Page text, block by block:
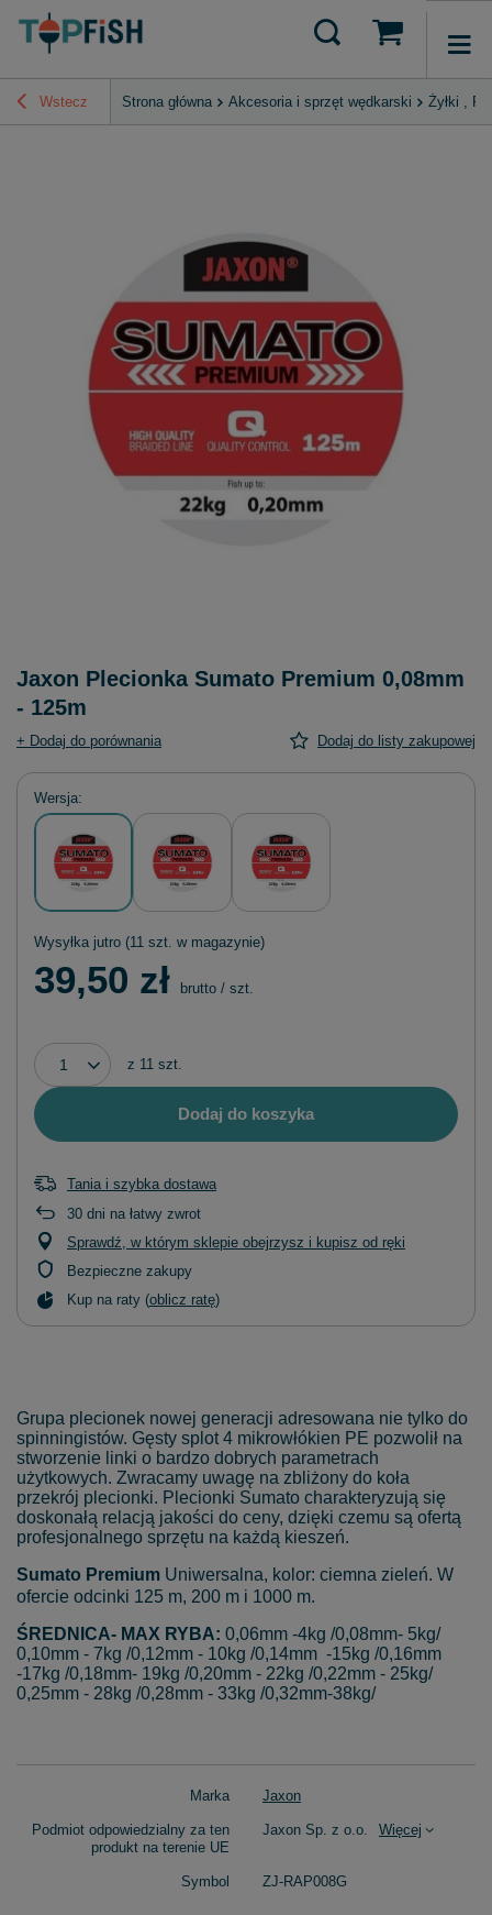
Wstecz Strona główna Akcesoria i sprzęt wędkarski Żyłki ,
Jaxon Plecionka Sumato Premium 0,08mm
- 125m
+ Dodaj do porównania Dodaj do listy zakupowej
Wersja
Wysyłka jutro (11 szt. w magazynie)
39,50 zł brutto / szt.
z 11 szt.
Dodaj do koszyka
Tania i szybka dostawa
30 dni na łatwy zwrot
Sprawdź, w którym sklepie obejrzysz i kupisz od ręki
Bezpieczne zakupy
Kup na raty (oblicz ratę)
Grupa plecionek nowej generacji adresowana nie tylko do
spinningistów. Gęsty splot 4 mikrowłókien PE pozwolił na
stworzenie linki o bardzo dobrych parametrach
użytkowych. Zwracamy uwagę na zbliżony do koła
przekrój plecionki. Plecionki Sumato charakteryzują się
doskonałą relacją jakości do ceny, dzięki czemu są ofertą
profesjonalnego sprzętu na każdą kieszeń.
Sumato Premium Uniwersalna, kolor: ciemna zieleń. W
ofercie odcinki 125 m, 200 m i 1000 m.
ŚREDNICA- MAX RYBA: 0,06mm -4kg /0,08mm- 5kg/
0,10mm - 7kg /0,12mm - 10kg /0,14mm -15kg /0,16mm
-17kg /0,18mm- 19kg /0,20mm - 22kg /0,22mm - 25kg/
0,25mm - 28kg /0,28mm - 33kg /0,32mm-38kg/
Marka Jaxon
Podmiot odpowiedzialny za ten
produkt na terenie UE
Jaxon Sp. z o.o. Więcej
Symbol ZJ-RAP008G